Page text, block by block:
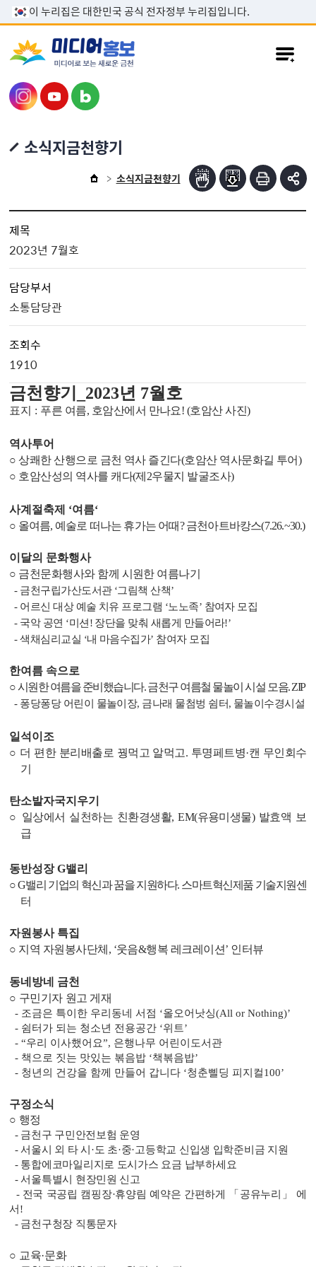
본문 바로가기
이 누리집은 대한민국 공식 전자정부 누리집입니다.
소식지금천향기
소식지금천향기
제목
2023년 7월호
담당부서
소통담당관
조회수
1910
금천향기 _2023년 7월호
표지 : 푸른 여름, 호암산에서 만나요! (호암산 사진)
역사투어
○ 상쾌한 산행으로 금천 역사 즐긴다(호암산 역사문화길 투어)
○ 호암산성의 역사를 캐다(제 2우물지 발굴조사)
사계절축제 ‘여름‘
○ 올여름, 예술로 떠나는 휴가는 어때?금천아트바캉스(7.26.~30.)
이달의 문화행사
○ 금천문화행사와 함께 시원한 여름나기
- 금천구립가산도서관 ‘그림책 산책’
- 어르신 대상 예술 치유 프로그램 ‘노노족’ 참여자 모집
- 국악 공연 ‘미션 ! 장단을 맞춰 새롭게 만들어라!’
-색채심리교실 ‘내 마음수집가’ 참여자 모집
한여름 속으로
○시원한 여름을 준비했습니다.금천구 여름철 물놀이 시설 모음. ZIP
- 퐁당퐁당 어린이 물놀이장, 금나래 물첨벙 쉼터, 물놀이수경시설
일석이조
○ 더 편한 분리배출로 꿩먹고 알먹고. 투명페트병·캔 무인회수
기
탄소발자국지우기
○ 일상에서 실천하는 친환경생활, EM(유용미생물) 발효액 보
급
동반성장G밸리
○G밸리 기업의 혁신과 꿈을 지원하다. 스마트혁신제품 기술지원센
터
자원봉사 특집
○ 지역 자원봉사단체 , ‘웃음&행복 레크레이션’ 인터뷰
동네방네 금천
○ 구민기자 원고 게재
- 조금은 특이한 우리동네 서점 ‘올오어낫싱(All or Nothing)’
- 쉼터가 되는 청소년 전용공간 ‘위트’
- “우리 이사했어요”, 은행나무 어린이도서관
- 책으로 짓는 맛있는 볶음밥 ‘책볶음밥’
- 청년의 건강을 함께 만들어 갑니다 ‘청춘삘딩 피지컬100’
구정소식
○ 행정
- 금천구 구민안전보험 운영
-서울시 외 타 시 ·도 초·중·고등학교 신입생 입학준비금 지원
- 통합에코마일리지로 도시가스 요금 납부하세요
-서울특별시 현장민원 신고
- 전국 국공립 캠핑장·휴양림 예약은 간편하게 「 공유누리 」 에
서 !
- 금천구청장 직통문자
○ 교육·문화